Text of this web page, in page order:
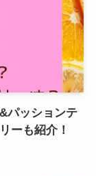
パッションテ
ーも紹介！